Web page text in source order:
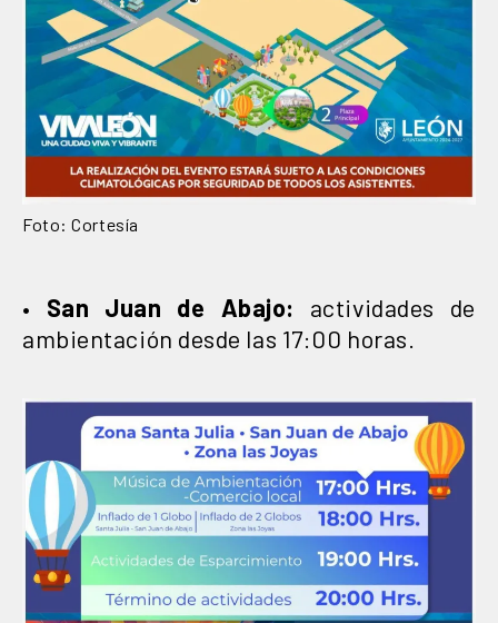
Foto: Cortesía
• San Juan de Abajo:
actividades de
ambientación desde las 17:00 horas.